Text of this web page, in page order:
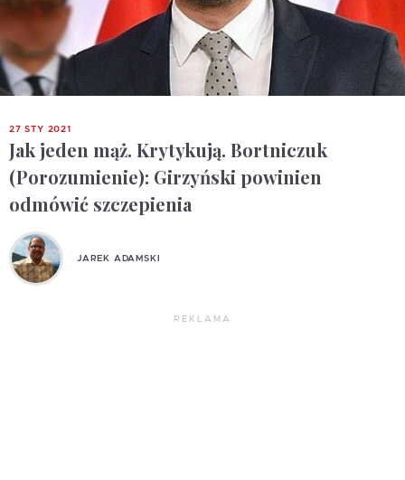
27 STY 2021
Jak jeden mąż. Krytykują. Bortniczuk
(Porozumienie): Girzyński powinien
odmówić szczepienia
JAREK ADAMSKI
REKLAMA